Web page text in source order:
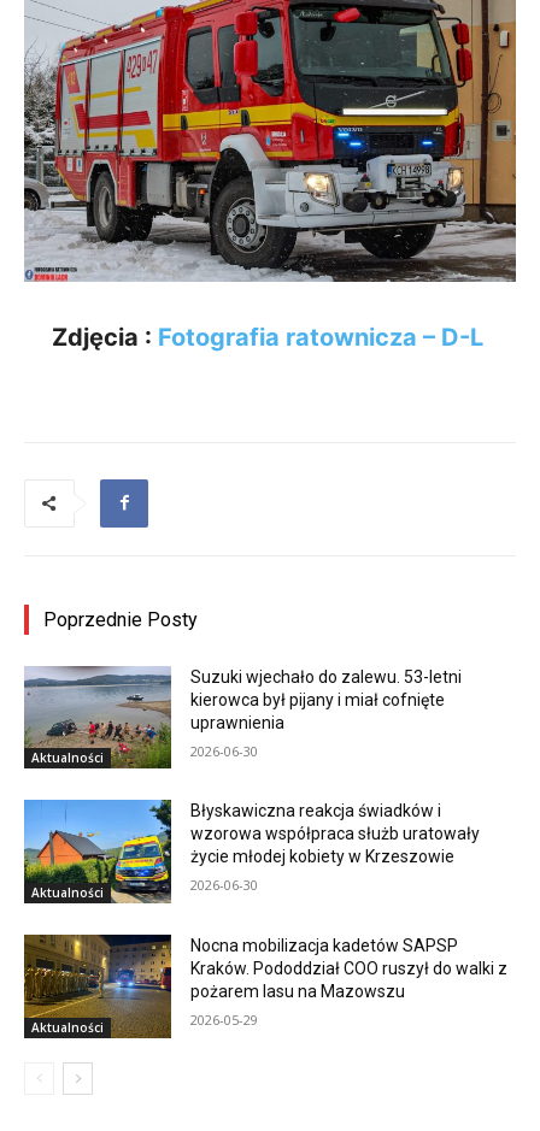
Zdjęcia : Fotografia ratownicza – D-L
Poprzednie Posty
Aktualności
Suzuki wjechało do zalewu. 53-letni
kierowca był pijany i miał cofnięte
uprawnienia
2026-06-30
Aktualności
Błyskawiczna reakcja świadków i
wzorowa współpraca służb uratowały
życie młodej kobiety w Krzeszowie
2026-06-30
Aktualności
Nocna mobilizacja kadetów SAPSP
Kraków. Pododdział COO ruszył do walki z
pożarem lasu na Mazowszu
2026-05-29